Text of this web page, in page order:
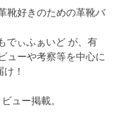
靴好きのための革靴バ
でぃふぁいど が、有
ューや考察等を中心に
！
ュー掲載。